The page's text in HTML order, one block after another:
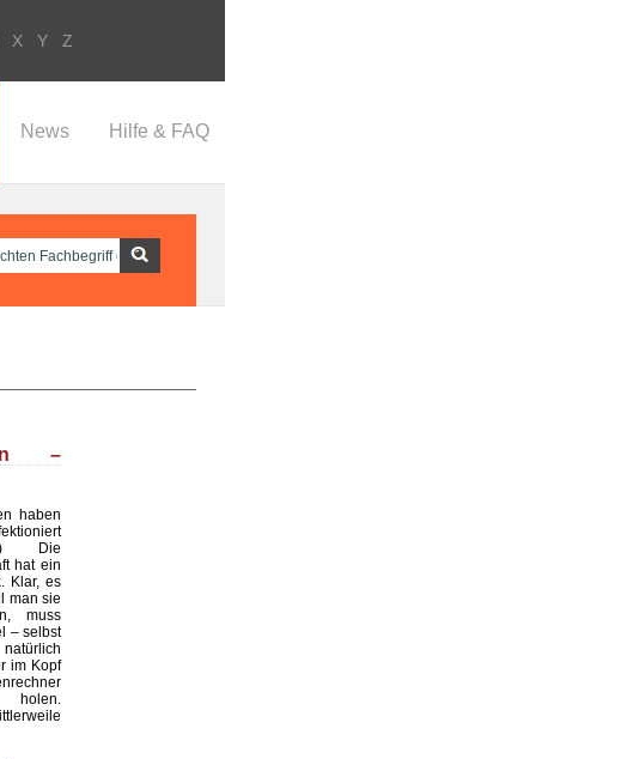
X Y Z
News Hilfe & FAQ
–
haben
Die
hat ein
Klar, es
man sie
muss
– selbst
im Kopf
holen.